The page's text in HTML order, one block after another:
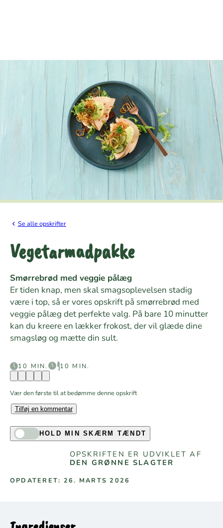
Se alle opskrifter
Vegetarmadpakke
Smørrebrød med veggie pålæg
Er tiden knap, men skal smagsoplevelsen stadig
være i top, så er vores opskrift på smørrebrød med
veggie pålæg det perfekte valg. På bare 10 minutter
kan du kreere en lækker frokost, der vil glæde dine
smagsløg og mætte din sult.
10 MIN. 10 MIN.
Vær den første til at bedømme denne opskrift
Tilføj en kommentar
HOLD MIN SKÆRM TÆNDT
OPSKRIFTEN ER UDVIKLET AF
DEN GRØNNE SLAGTER
OPDATERET: 26. MARTS 2026